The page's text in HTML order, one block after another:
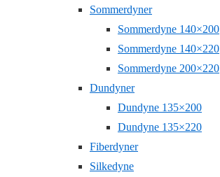
Sommerdyner
Sommerdyne 140×200
Sommerdyne 140×220
Sommerdyne 200×220
Dundyner
Dundyne 135×200
Dundyne 135×220
Fiberdyner
Silkedyne